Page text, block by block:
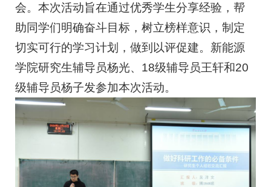
会。本次活动旨在通过优秀学生分享经验，帮
助同学们明确奋斗目标，树立榜样意识，制定
切实可行的学习计划，做到以评促建。新能源
学院研究生辅导员杨光、18级辅导员王轩和20
级辅导员杨子发参加本次活动。